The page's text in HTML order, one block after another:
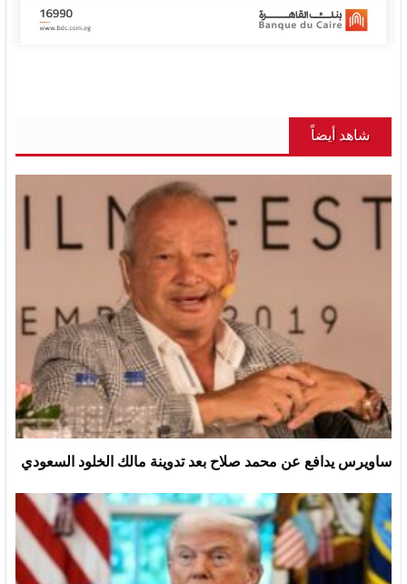
شاهد أيضاً
ساويرس يدافع عن محمد صلاح بعد تدوينة مالك الخلود السعودي